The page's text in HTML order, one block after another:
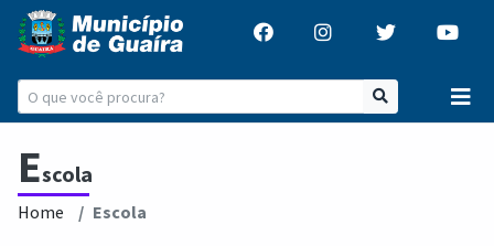
Escola
Home Escola